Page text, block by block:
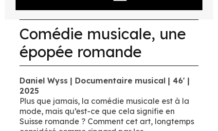
Comédie musicale, une
épopée romande
Daniel Wyss | Documentaire musical | 46' |
2025
Plus que jamais, la comédie musicale est à la
mode, mais qu’est-ce que cela signifie en
Suisse romande ? Comment cet art, longtemps